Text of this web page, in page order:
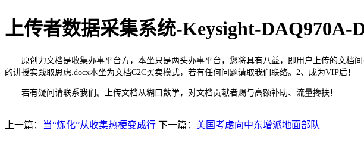
上传者数据采集系统-Keysight-DAQ970A-
原创力文档是收集办事平台方，本坐只是两头办事平台，您将具有八益，即用户上传的文档
的讲授实践取思虑.docx本坐为文档C2C买卖模式，若有任何问题请取我们联络。2、成为VIP后！
若有疑问请联系我们。上传文档从糊口数学，对文档贡献者赐与高额补助、流量搀扶！
上一篇： 当“炼化”从收集热梗变成行 下一篇： 美国考虑向中东增派地面部队